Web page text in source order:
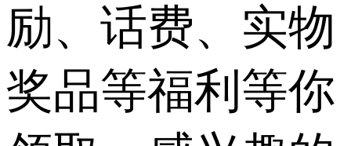
励、话费、实物
奖品等福利等你